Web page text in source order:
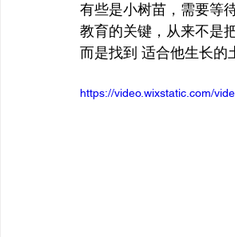
有些是小树苗，需要等待
教育的关键，从来不是
而是找到 适合他生长的
https://video.wixstatic.com/